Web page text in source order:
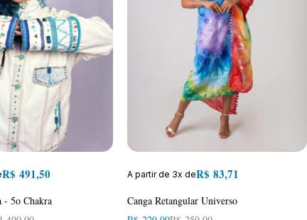
R$ 491,50
- 5o Chakra
A partir de 3x deR$ 83,71
Canga Retangular Universo